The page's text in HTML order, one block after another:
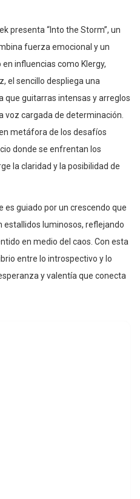
presenta “Into the Storm”, un
fuerza emocional y un
influencias como Klergy,
el sencillo despliega una
guitarras intensas y arreglos
voz cargada de determinación.
metáfora de los desafíos
donde se enfrentan los
la claridad y la posibilidad de
es guiado por un crescendo que
luminosos, reflejando
en medio del caos. Con esta
entre lo introspectivo y lo
y valentía que conecta